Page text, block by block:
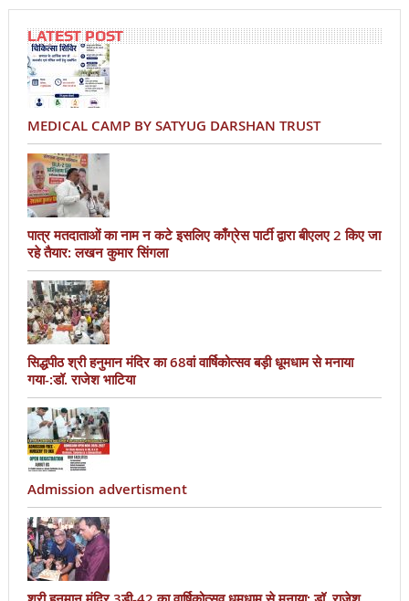
LATEST POST
MEDICAL CAMP BY SATYUG DARSHAN TRUST
पात्र मतदाताओं का नाम न कटे इसलिए काँग्रेस पार्टी द्वारा बीएलए 2 किए जा
रहे तैयार: लखन कुमार सिंगला
सिद्धपीठ श्री हनुमान मंदिर का 68वां वार्षिकोत्सव बड़ी धूमधाम से मनाया
गया-:डॉ. राजेश भाटिया
Admission advertisment